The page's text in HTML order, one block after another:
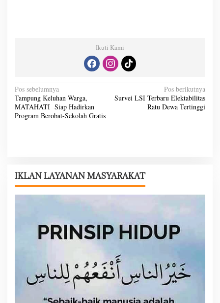
Ikuti Kami
N
a
v
s
i
Pos sebelumnya
Tampung Keluhan Warga,
MATAHATI Siap Hadirkan
Program Berobat-Sekolah Gratis
Pos berikutnya
Survei LSI Terbaru Elektabilitas
Ratu Dewa Tertinggi
IKLAN LAYANAN MASYARAKAT